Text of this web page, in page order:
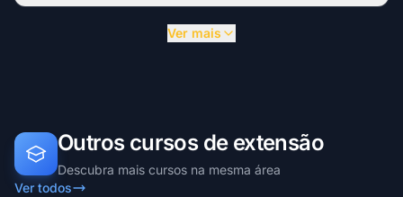
Ver mais
Outros cursos de extensão
Descubra mais cursos na mesma área
Ver todos